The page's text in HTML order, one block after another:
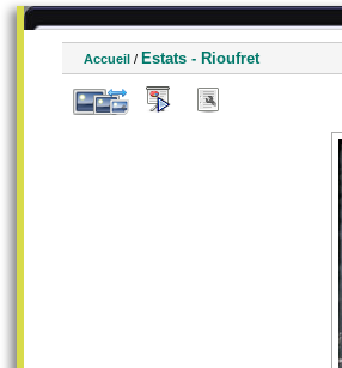
Accueil / Estats - Rioufret